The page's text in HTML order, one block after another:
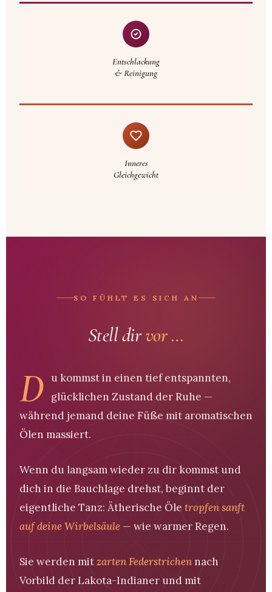
Entschlackung
& Reinigung
Inneres
Gleichgewicht
SO FÜHLT ES SICH AN
Stell dirvor …
D u kommst in einen tief entspannten,
glücklichen Zustand der Ruhe —
während jemand deine Füße mit aromatischen
Ölen massiert.
Wenn du langsam wieder zu dir kommst und
dich in die Bauchlage drehst, beginnt der
eigentliche Tanz: Ätherische Öle tropfen sanft
auf deine Wirbelsäule — wie warmer Regen.
Sie werden mitzarten Federstrichen nach
Vorbild der Lakota-Indianer und mit